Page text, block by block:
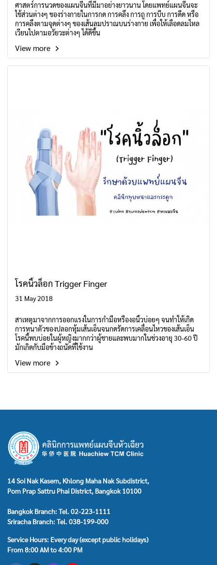
ศาสตร์การนวดของแผนจีนที่มีมาอย่างยาวนาน โดยแพทย์แผนจีนจะ
ใช้ส่วนต่างๆ ของร่างกายในการกด การคลึง การถู การบีบ การดีด หรือ
การคลึงตามจุดต่างๆ ของเส้นลมปราณบนร่างกาย เพื่อให้เลือดลมไหล
เวียนไปตามอวัยวะต่างๆ ได้ดีขึ้น
View more
โรคนิ้วล็อก Trigger Finger
31 May 2018
สาเหตุมาจากการออกแรงในการกำมือหรืองอนิ้วบ่อยๆ จนทำให้เกิด
การหนาตัวของปลอกหุ้มเส้นเอ็นจนกดรัดการเคลื่อนไหวของเส้นเอ็น
โรคนี้พบบ่อยในผู้หญิงมากกว่าผู้ชายและพบมากในช่วงอายุ 30-60 ปี
มักเกิดกับมือข้างถนัดที่ใช้งาน
View more
14 Soi Nak Kasem, Khlong Maha Nak Subdistrict,
Pom Prap Sattru Phai District, Bangkok 10100
Bangkok Branch: Tel. 02-223-1111
Sriracha Branch: Tel. 038-199-000
Service Hours: Every day (except public holidays)
From 8:00 AM to 4:00 PM